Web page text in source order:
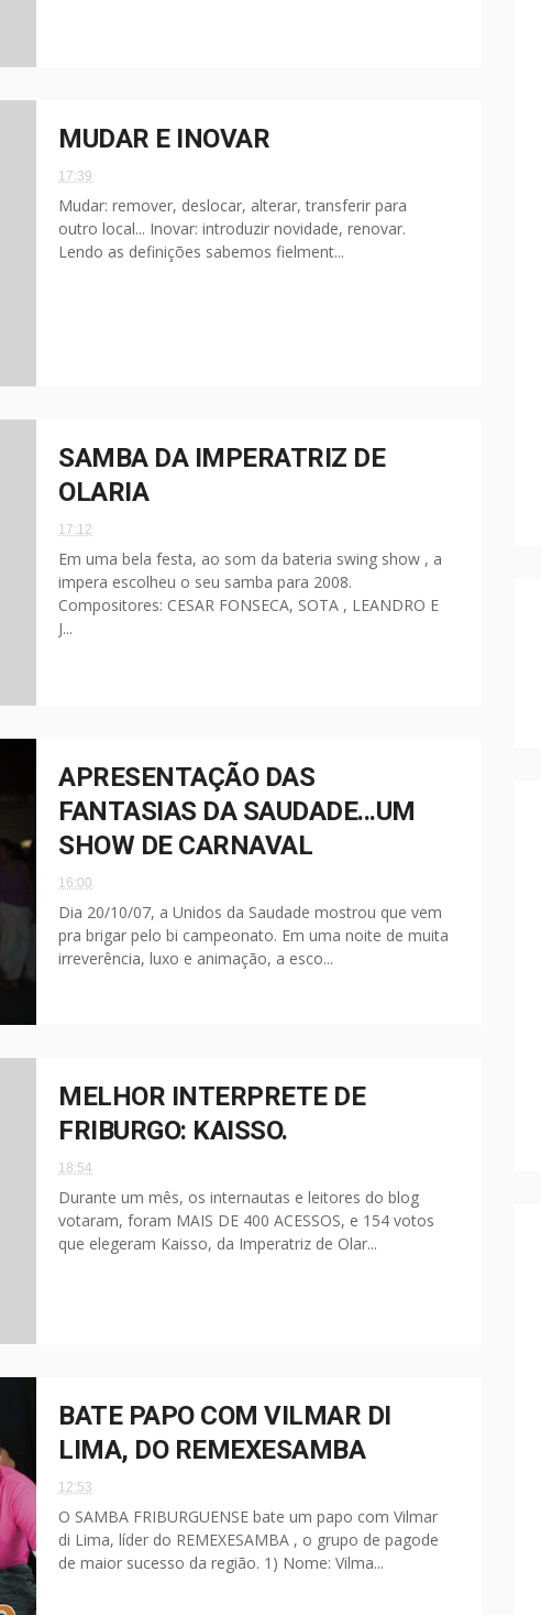
MUDAR E INOVAR
17:39
Mudar: remover, deslocar, alterar, transferir para
outro local... Inovar: introduzir novidade, renovar.
Lendo as definições sabemos fielment...
SAMBA DA IMPERATRIZ DE
OLARIA
17:12
Em uma bela festa, ao som da bateria swing show , a
impera escolheu o seu samba para 2008.
Compositores: CESAR FONSECA, SOTA , LEANDRO E
J...
APRESENTAÇÃO DAS
FANTASIAS DA SAUDADE...UM
SHOW DE CARNAVAL
16:00
Dia 20/10/07, a Unidos da Saudade mostrou que vem
pra brigar pelo bi campeonato. Em uma noite de muita
irreverência, luxo e animação, a esco...
MELHOR INTERPRETE DE
FRIBURGO: KAISSO.
18:54
Durante um mês, os internautas e leitores do blog
votaram, foram MAIS DE 400 ACESSOS, e 154 votos
que elegeram Kaisso, da Imperatriz de Olar...
BATE PAPO COM VILMAR DI
LIMA, DO REMEXESAMBA
12:53
O SAMBA FRIBURGUENSE bate um papo com Vilmar
di Lima, líder do REMEXESAMBA , o grupo de pagode
de maior sucesso da região. 1) Nome: Vilma...